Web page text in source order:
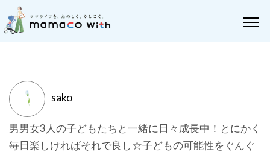
sako
男男女3人の子どもたちと一緒に日々成長中！とにかく
毎日楽しければそれで良し☆子どもの可能性をぐんぐ